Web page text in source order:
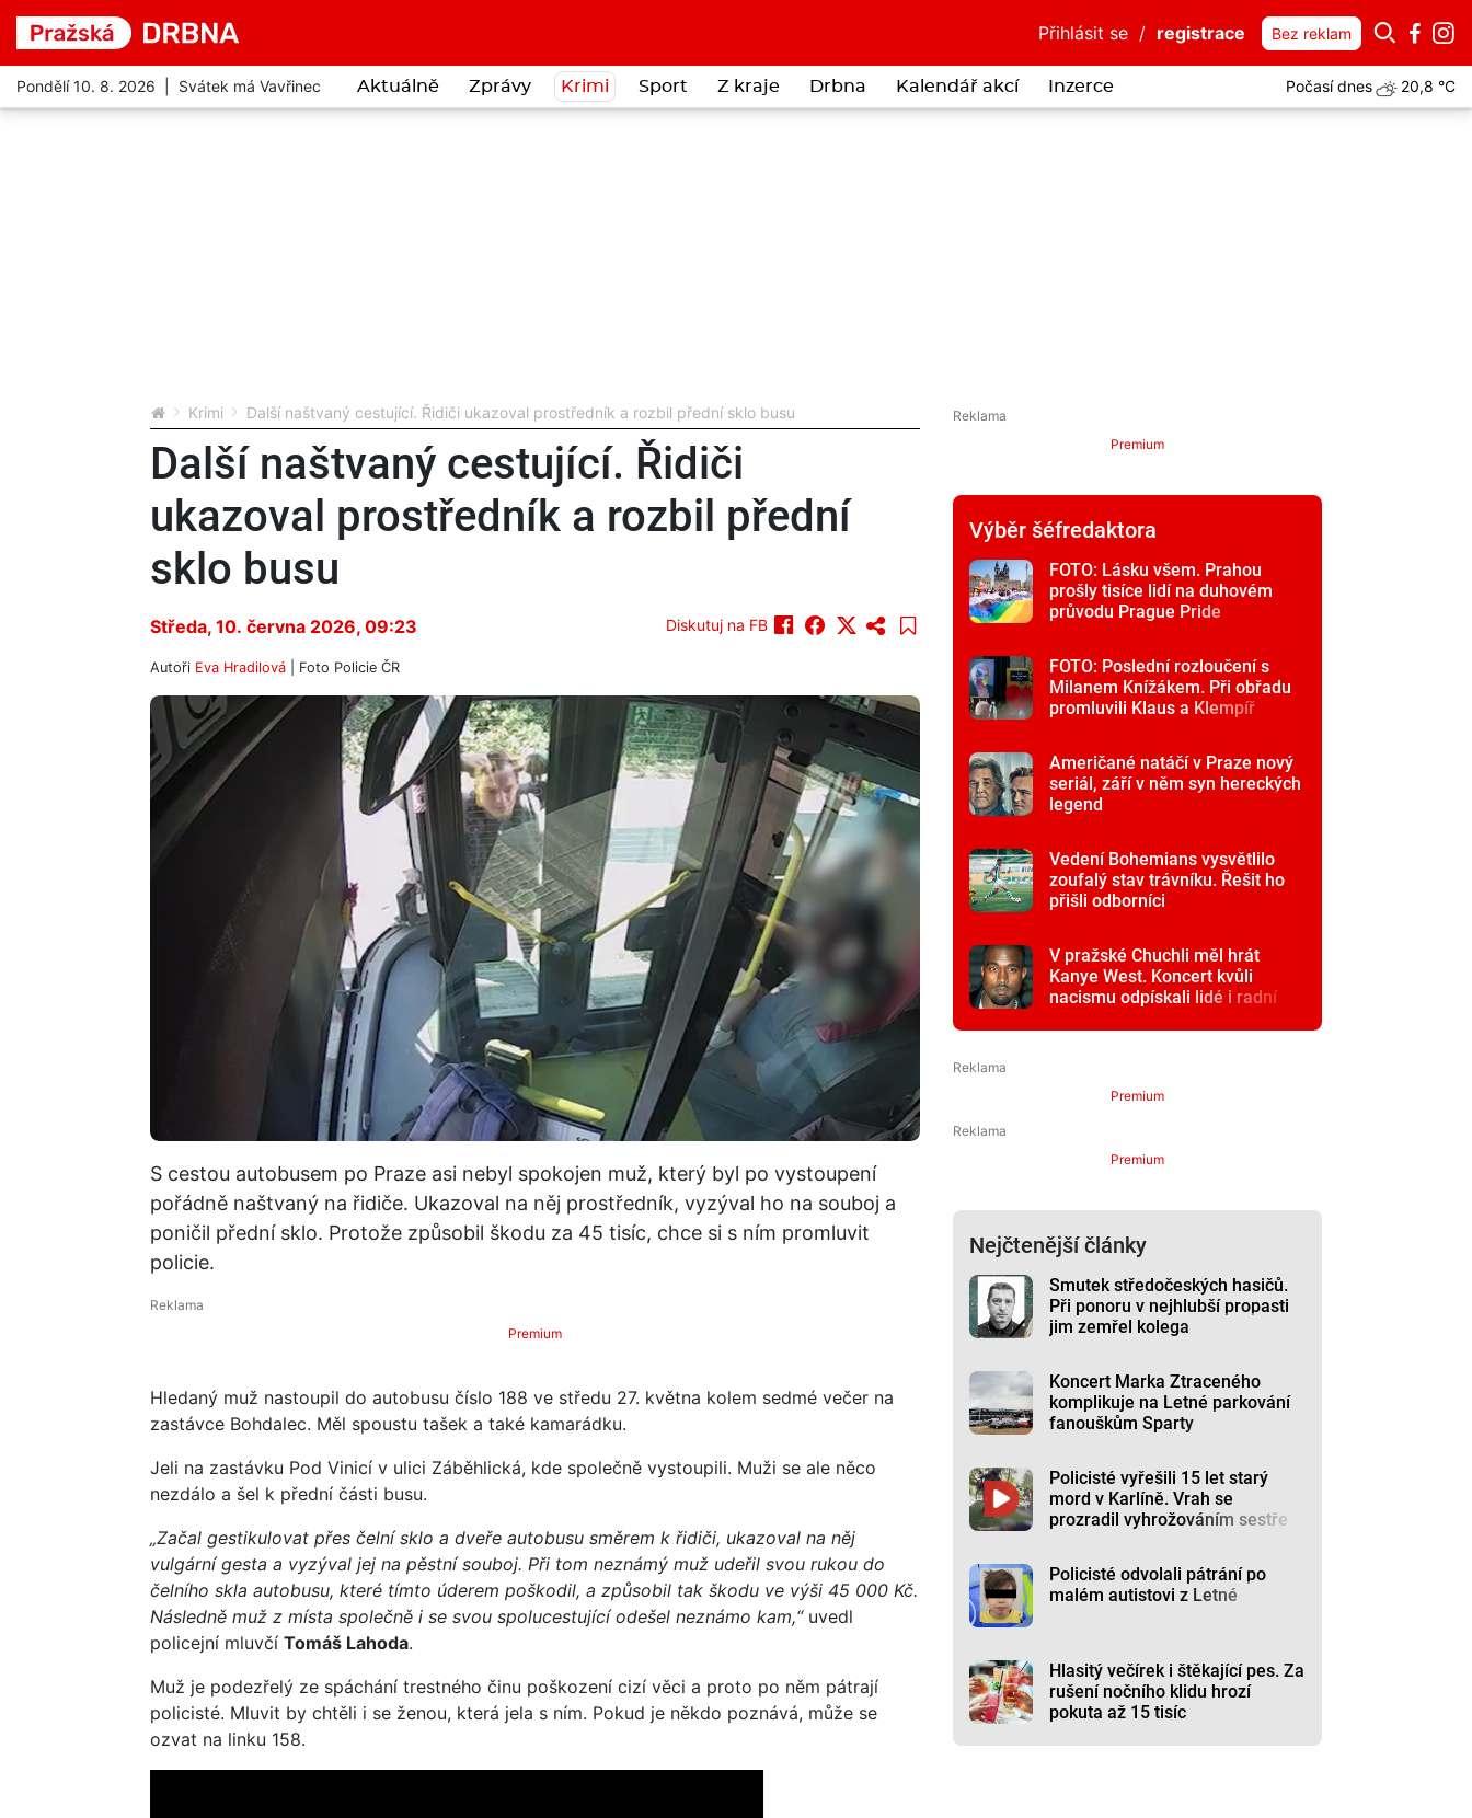
Přihlásit se / registrace Bez reklam
Pondělí 10. 8. 2026 | Svátek má Vavřinec Aktuálně Zprávy Krimi Sport Z kraje Drbna Kalendář akcí Inzerce Počasí dnes 20,8 °C
Krimi Další naštvaný cestující. Řidiči ukazoval prostředník a rozbil přední sklo busu
Další naštvaný cestující. Řidiči
ukazoval prostředník a rozbil přední
sklo busu
Středa, 10. června 2026, 09:23 Diskutuj na FB
Autoři Eva Hradilová | Foto Policie ČR
S cestou autobusem po Praze asi nebyl spokojen muž, který byl po vystoupení
pořádně naštvaný na řidiče. Ukazoval na něj prostředník, vyzýval ho na souboj a
poničil přední sklo. Protože způsobil škodu za 45 tisíc, chce si s ním promluvit
policie.
Premium
Hledaný muž nastoupil do autobusu číslo 188 ve středu 27. května kolem sedmé večer na
zastávce Bohdalec. Měl spoustu tašek a také kamarádku.
Jeli na zastávku Pod Vinicí v ulici Záběhlická, kde společně vystoupili. Muži se ale něco
nezdálo a šel k přední části busu.
„Začal gestikulovat přes čelní sklo a dveře autobusu směrem k řidiči, ukazoval na něj
vulgární gesta a vyzýval jej na pěstní souboj. Při tom neznámý muž udeřil svou rukou do
čelního skla autobusu, které tímto úderem poškodil, a způsobil tak škodu ve výši 45 000 Kč.
Následně muž z místa společně i se svou spolucestující odešel neznámo kam,“uvedl
policejní mluvčí Tomáš Lahoda.
Muž je podezřelý ze spáchání trestného činu poškození cizí věci a proto po něm pátrají
policisté. Mluvit by chtěli i se ženou, která jela s ním. Pokud je někdo poznává, může se
ozvat na linku 158.
Premium
Výběr šéfredaktora
FOTO: Lásku všem. Prahou
prošly tisíce lidí na duhovém
průvodu Prague Pride
FOTO: Poslední rozloučení s
Milanem Knížákem. Při obřadu
promluvili Klaus a Klempíř
Američané natáčí v Praze nový
seriál, září v něm syn hereckých
legend
Vedení Bohemians vysvětlilo
zoufalý stav trávníku. Řešit ho
přišli odborníci
V pražské Chuchli měl hrát
Kanye West. Koncert kvůli
nacismu odpískali lidé i radní
Premium
Premium
Nejčtenější články
Smutek středočeských hasičů.
Při ponoru v nejhlubší propasti
jim zemřel kolega
Koncert Marka Ztraceného
komplikuje na Letné parkování
fanouškům Sparty
Policisté vyřešili 15 let starý
mord v Karlíně. Vrah se
prozradil vyhrožováním sestře
Policisté odvolali pátrání po
malém autistovi z Letné
Hlasitý večírek i štěkající pes. Za
rušení nočního klidu hrozí
pokuta až 15 tisíc